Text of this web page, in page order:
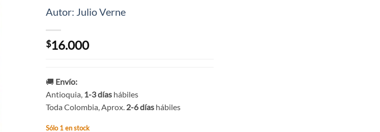
Autor: Julio Verne
$16.000
🚚 Envío:
Antioquia, 1-3 días hábiles
Toda Colombia, Aprox. 2-6 días hábiles
Sólo 1 en stock